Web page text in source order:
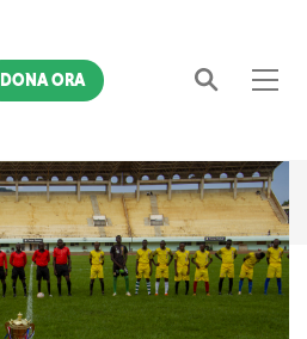
Cerca
DONA ORA